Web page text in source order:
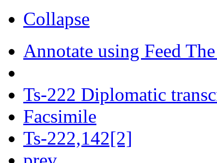
Collapse
Annotate using Feed
Ts-222 Diplomatic
Facsimile
Ts-222,142[2]